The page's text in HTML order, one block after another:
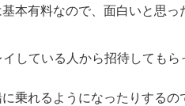
本有料なので、面白いと思
している人から招待しても
乗れるようになったりするの